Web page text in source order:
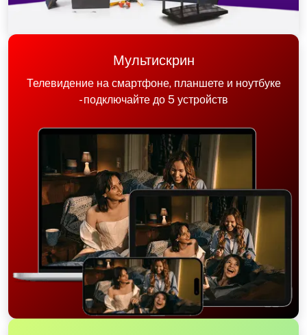
Мультискрин
Телевидение на смартфоне, планшете и ноутбуке
- подключайте до 5 устройств